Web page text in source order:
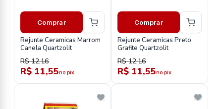
Comprar
Rejunte Ceramicas Marrom
Canela Quartzolit
R$ 12,16
R$ 11,55no pix
Comprar
Rejunte Ceramicas Preto
Grafite Quartzolit
R$ 12,16
R$ 11,55no pix